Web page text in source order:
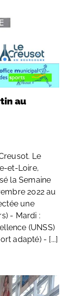
au
Le
et-Loire,
la Semaine
2022 au
une
- Mardi :
(UNSS)
adapté) - [...]